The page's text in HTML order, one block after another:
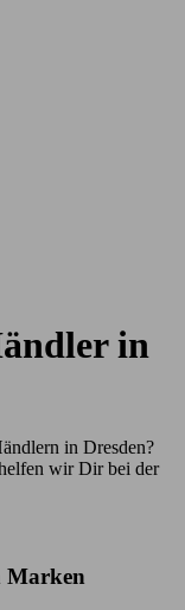
in
in Dresden?
wir Dir bei der
Marken